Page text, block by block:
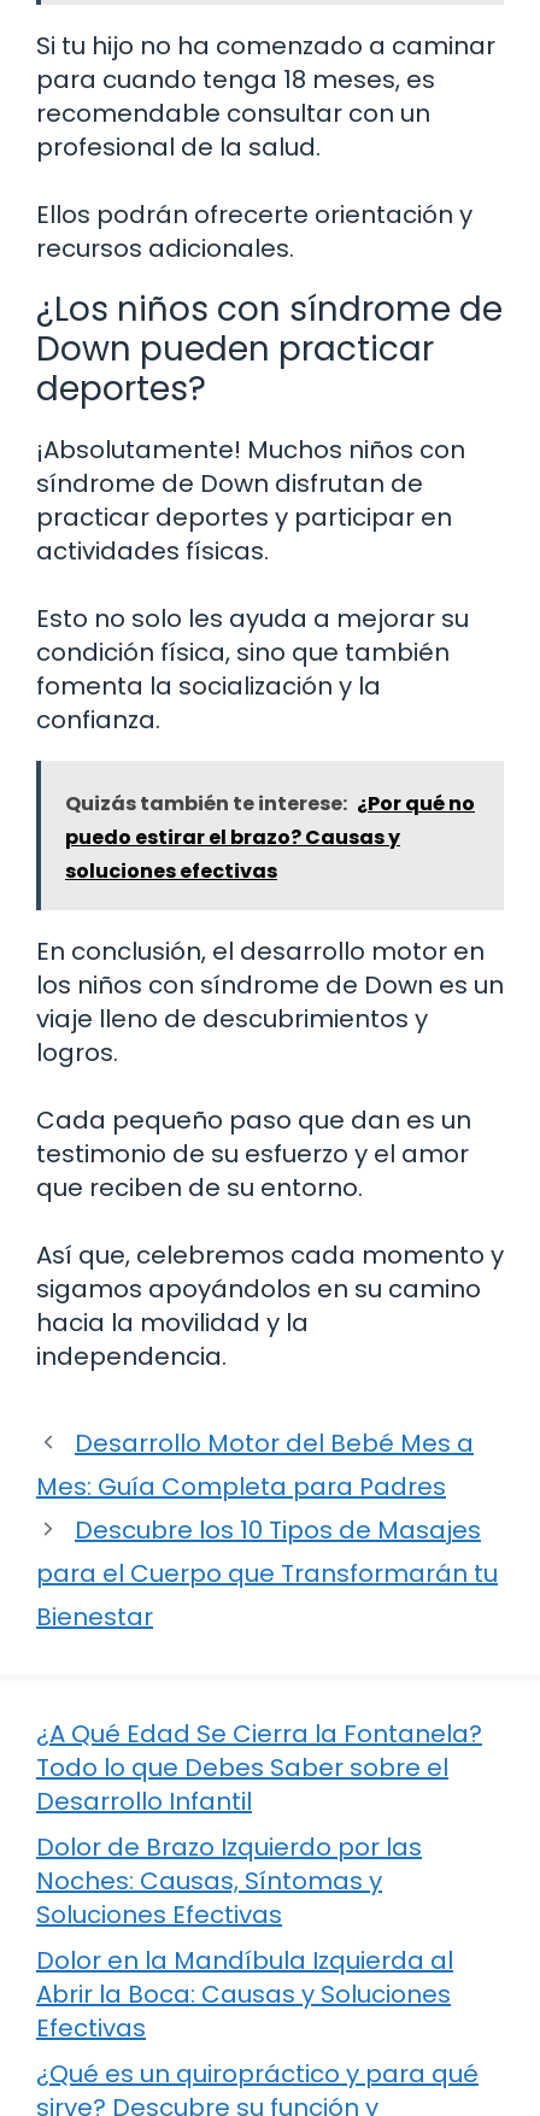
Si tu hijo no ha comenzado a caminar
para cuando tenga 18 meses, es
recomendable consultar con un
profesional de la salud.
Ellos podrán ofrecerte orientación y
recursos adicionales.
¿Los niños con síndrome de
Down pueden practicar
deportes?
¡Absolutamente! Muchos niños con
síndrome de Down disfrutan de
practicar deportes y participar en
actividades físicas.
Esto no solo les ayuda a mejorar su
condición física, sino que también
fomenta la socialización y la
confianza.
Quizás también te interese: ¿Por qué no
puedo estirar el brazo? Causas y
soluciones efectivas
En conclusión, el desarrollo motor en
los niños con síndrome de Down es un
viaje lleno de descubrimientos y
logros.
Cada pequeño paso que dan es un
testimonio de su esfuerzo y el amor
que reciben de su entorno.
Así que, celebremos cada momento y
sigamos apoyándolos en su camino
hacia la movilidad y la
independencia.
Desarrollo Motor del Bebé Mes a
Mes: Guía Completa para Padres
Descubre los 10 Tipos de Masajes
para el Cuerpo que Transformarán tu
Bienestar
¿A Qué Edad Se Cierra la Fontanela?
Todo lo que Debes Saber sobre el
Desarrollo Infantil
Dolor de Brazo Izquierdo por las
Noches: Causas, Síntomas y
Soluciones Efectivas
Dolor en la Mandíbula Izquierda al
Abrir la Boca: Causas y Soluciones
Efectivas
¿Qué es un quiropráctico y para qué
sirve? Descubre su función y